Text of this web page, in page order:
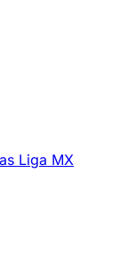
Liga MX